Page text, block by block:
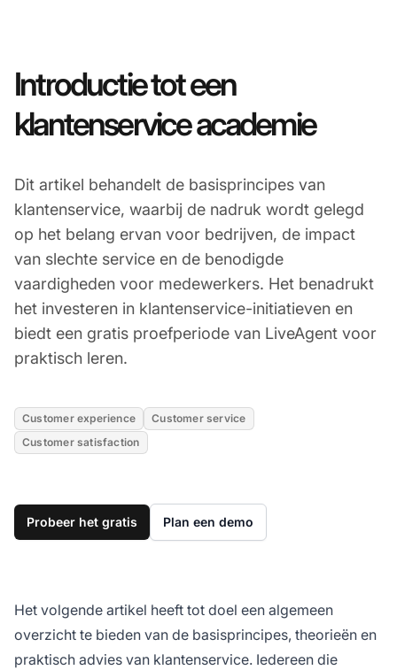
Introductie tot een
klantenservice academie
Dit artikel behandelt de basisprincipes van
klantenservice, waarbij de nadruk wordt gelegd
op het belang ervan voor bedrijven, de impact
van slechte service en de benodigde
vaardigheden voor medewerkers. Het benadrukt
het investeren in klantenservice-initiatieven en
biedt een gratis proefperiode van LiveAgent voor
praktisch leren.
Customer experience
Customer service
Customer satisfaction
Probeer het gratis Plan een demo
Het volgende artikel heeft tot doel een algemeen
overzicht te bieden van de basisprincipes, theorieën en
praktisch advies van klantenservice. Iedereen die